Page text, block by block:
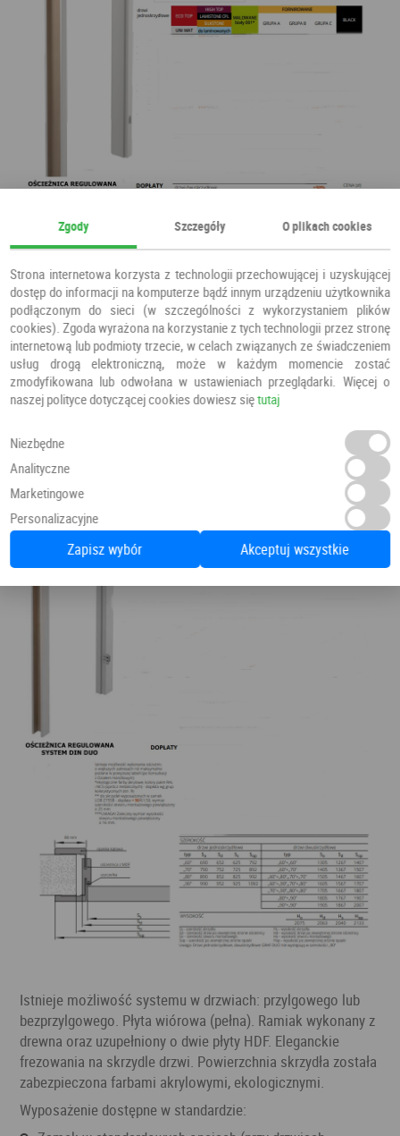
Istnieje możliwość systemu w drzwiach: przylgowego lub
bezprzylgowego. Płyta wiórowa (pełna). Ramiak wykonany z
drewna oraz uzupełniony o dwie płyty HDF. Eleganckie
frezowania na skrzydle drzwi. Powierzchnia skrzydła została
zabezpieczona farbami akrylowymi, ekologicznymi.
Wyposażenie dostępne w standardzie:
Zgody Szczegóły O plikach cookies
Strona internetowa korzysta z technologii przechowującej i uzyskującej
dostęp do informacji na komputerze bądź innym urządzeniu użytkownika
podłączonym do sieci (w szczególności z wykorzystaniem plików
cookies). Zgoda wyrażona na korzystanie z tych technologii przez stronę
internetową lub podmioty trzecie, w celach związanych ze świadczeniem
usług drogą elektroniczną, może w każdym momencie zostać
zmodyfikowana lub odwołana w ustawieniach przeglądarki. Więcej o
naszej polityce dotyczącej cookies dowiesz siętutaj
Niezbędne
Analityczne
Marketingowe
Personalizacyjne
Zapisz wybór Akceptuj wszystkie